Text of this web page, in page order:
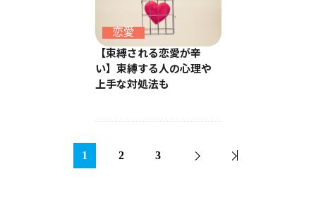
恋愛
【束縛される恋愛が辛
い】束縛する人の心理や
上手な対処法も
1 2 3